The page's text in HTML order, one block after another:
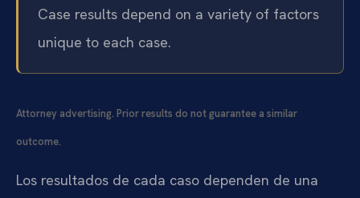
Case results depend on a variety of factors
unique to each case.
Attorney advertising. Prior results do not guarantee a similar
outcome.
Los resultados de cada caso dependen de una